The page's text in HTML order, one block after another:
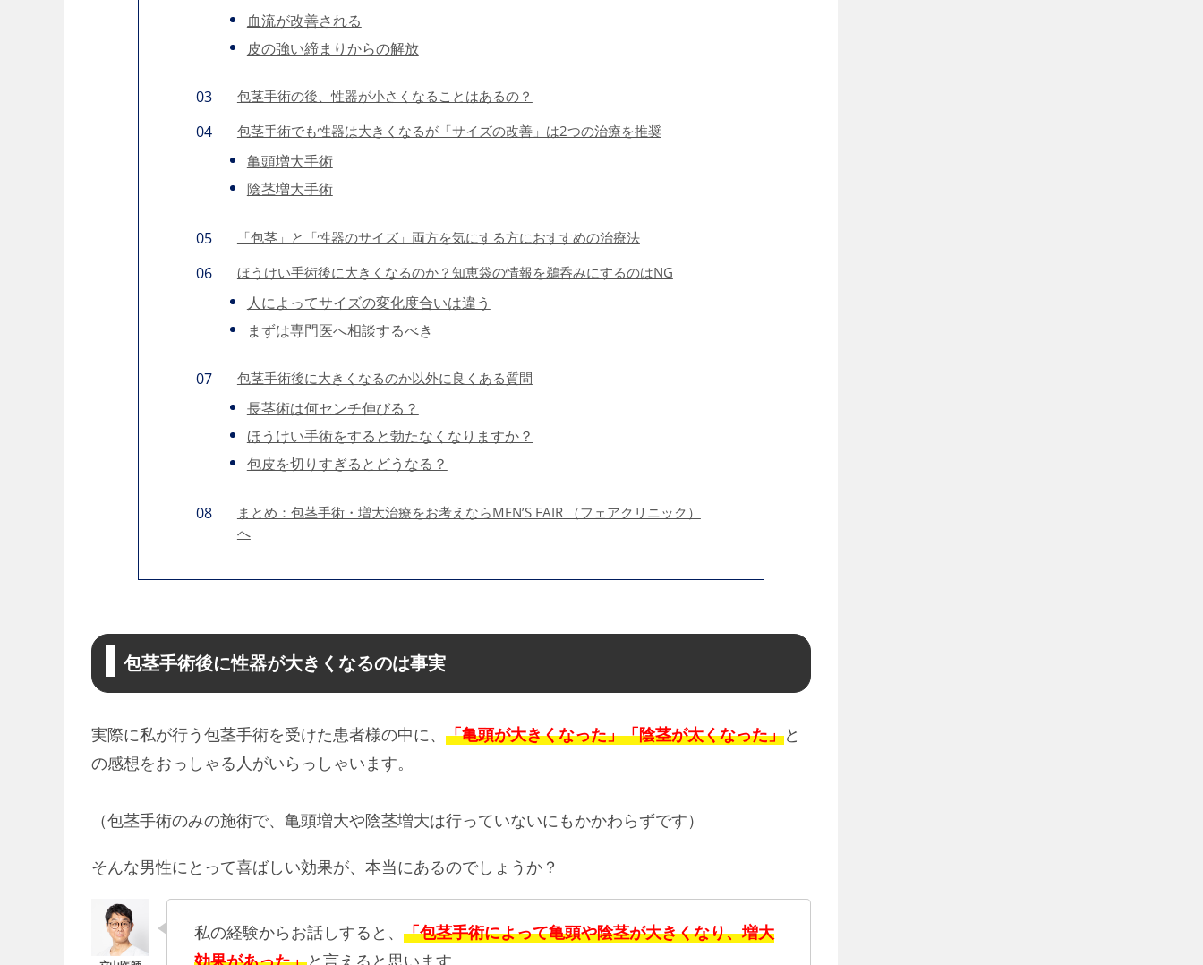
血流が改善される
皮の強い締まりからの解放
包茎手術の後、性器が小さくなることはあるの？
包茎手術でも性器は大きくなるが「サイズの改善」は2つの治療を推奨
亀頭増大手術
陰茎増大手術
「包茎」と「性器のサイズ」両方を気にする方におすすめの治療法
ほうけい手術後に大きくなるのか？知恵袋の情報を鵜呑みにするのはNG
人によってサイズの変化度合いは違う
まずは専門医へ相談するべき
包茎手術後に大きくなるのか以外に良くある質問
長茎術は何センチ伸びる？
ほうけい手術をすると勃たなくなりますか？
包皮を切りすぎるとどうなる？
まとめ：包茎手術・増大治療をお考えならMEN’S FAIR （フェアクリニック）
へ
包茎手術後に性器が大きくなるのは事実
実際に私が行う包茎手術を受けた患者様の中に、 「亀頭が大きくなった」「陰茎が太くなった」と
の感想をおっしゃる人がいらっしゃいます。
（包茎手術のみの施術で、亀頭増大や陰茎増大は行っていないにもかかわらずです）
そんな男性にとって喜ばしい効果が、本当にあるのでしょうか？
私の経験からお話しすると、 「包茎手術によって亀頭や陰茎が大きくなり、増大
効果があった」と言えると思います。